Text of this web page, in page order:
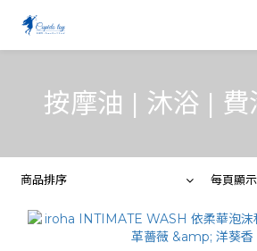
按摩油 | 沐浴 | 費
商品排序 每頁顯